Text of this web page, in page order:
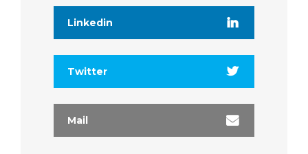
Linkedin
Twitter
Mail